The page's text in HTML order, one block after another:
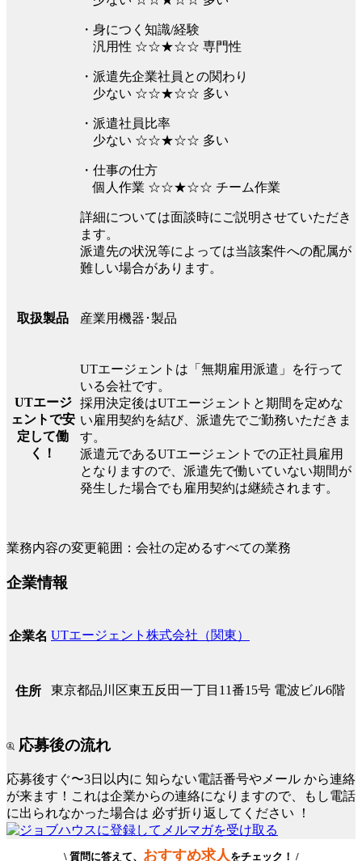
・身につく知識/経験
汎用性 ☆☆★☆☆ 専門性
・派遣先企業社員との関わり
少ない ☆☆★☆☆ 多い
・派遣社員比率
少ない ☆☆★☆☆ 多い
・仕事の仕方
個人作業 ☆☆★☆☆ チーム作業
詳細については面談時にご説明させていただき
ます。
派遣先の状況等によっては当該案件への配属が
難しい場合があります。
取扱製品 産業用機器･製品
UTエージ
ェントで安
定して働
く！
UTエージェントは「無期雇用派遣」を行って
いる会社です。
採用決定後はUTエージェントと期間を定めな
い雇用契約を結び、派遣先でご勤務いただきま
す。
派遣元であるUTエージェントでの正社員雇用
となりますので、派遣先で働いていない期間が
発生した場合でも雇用契約は継続されます。
業務内容の変更範囲：会社の定めるすべての業務
企業情報
企業名 UTエージェント株式会社（関東）
住所 東京都品川区東五反田一丁目11番15号 電波ビル6階
応募後の流れ
応募後すぐ〜3日以内に 知らない電話番号やメール から連絡
が来ます！これは企業からの連絡になりますので、もし電話
に出られなかった場合は 必ず折り返してください ！
\ 質問に答えて、 おすすめ求人 をチェック！ /